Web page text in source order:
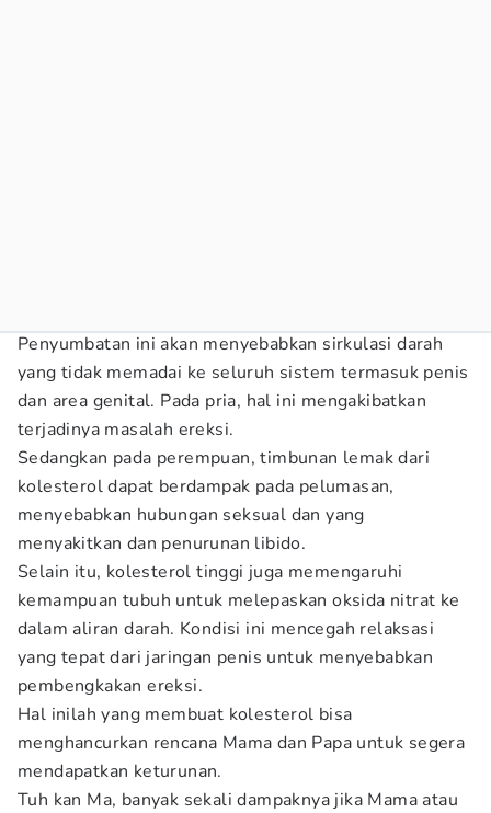
Penyumbatan ini akan menyebabkan sirkulasi darah
yang tidak memadai ke seluruh sistem termasuk penis
dan area genital. Pada pria, hal ini mengakibatkan
terjadinya masalah ereksi.
Sedangkan pada perempuan, timbunan lemak dari
kolesterol dapat berdampak pada pelumasan,
menyebabkan hubungan seksual dan yang
menyakitkan dan penurunan libido.
Selain itu, kolesterol tinggi juga memengaruhi
kemampuan tubuh untuk melepaskan oksida nitrat ke
dalam aliran darah. Kondisi ini mencegah relaksasi
yang tepat dari jaringan penis untuk menyebabkan
pembengkakan ereksi.
Hal inilah yang membuat kolesterol bisa
menghancurkan rencana Mama dan Papa untuk segera
mendapatkan keturunan.
Tuh kan Ma, banyak sekali dampaknya jika Mama atau